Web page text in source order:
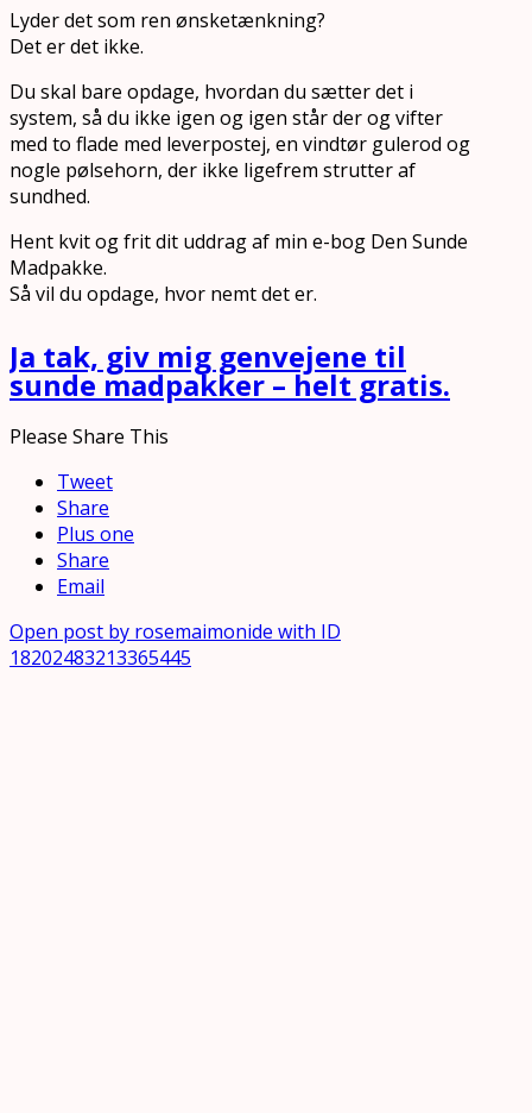
Lyder det som ren ønsketænkning?
Det er det ikke.
Du skal bare opdage, hvordan du sætter det i
system, så du ikke igen og igen står der og vifter
med to flade med leverpostej, en vindtør gulerod og
nogle pølsehorn, der ikke ligefrem strutter af
sundhed.
Hent kvit og frit dit uddrag af min e-bog Den Sunde
Madpakke.
Så vil du opdage, hvor nemt det er.
Ja tak, giv mig genvejene til
sunde madpakker – helt gratis.
Please Share This
Tweet
Share
Plus one
Share
Email
Open post by rosemaimonide with ID
18202483213365445